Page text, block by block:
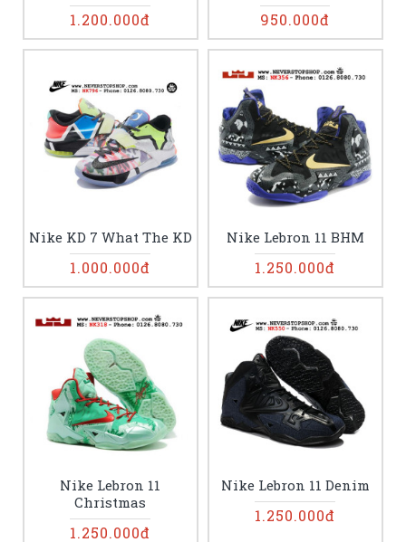
1.200.000đ 950.000đ
Nike KD 7 What The KD
1.000.000đ
Nike Lebron 11 BHM
1.250.000đ
Nike Lebron 11
Christmas
1.250.000đ
Nike Lebron 11 Denim
1.250.000đ